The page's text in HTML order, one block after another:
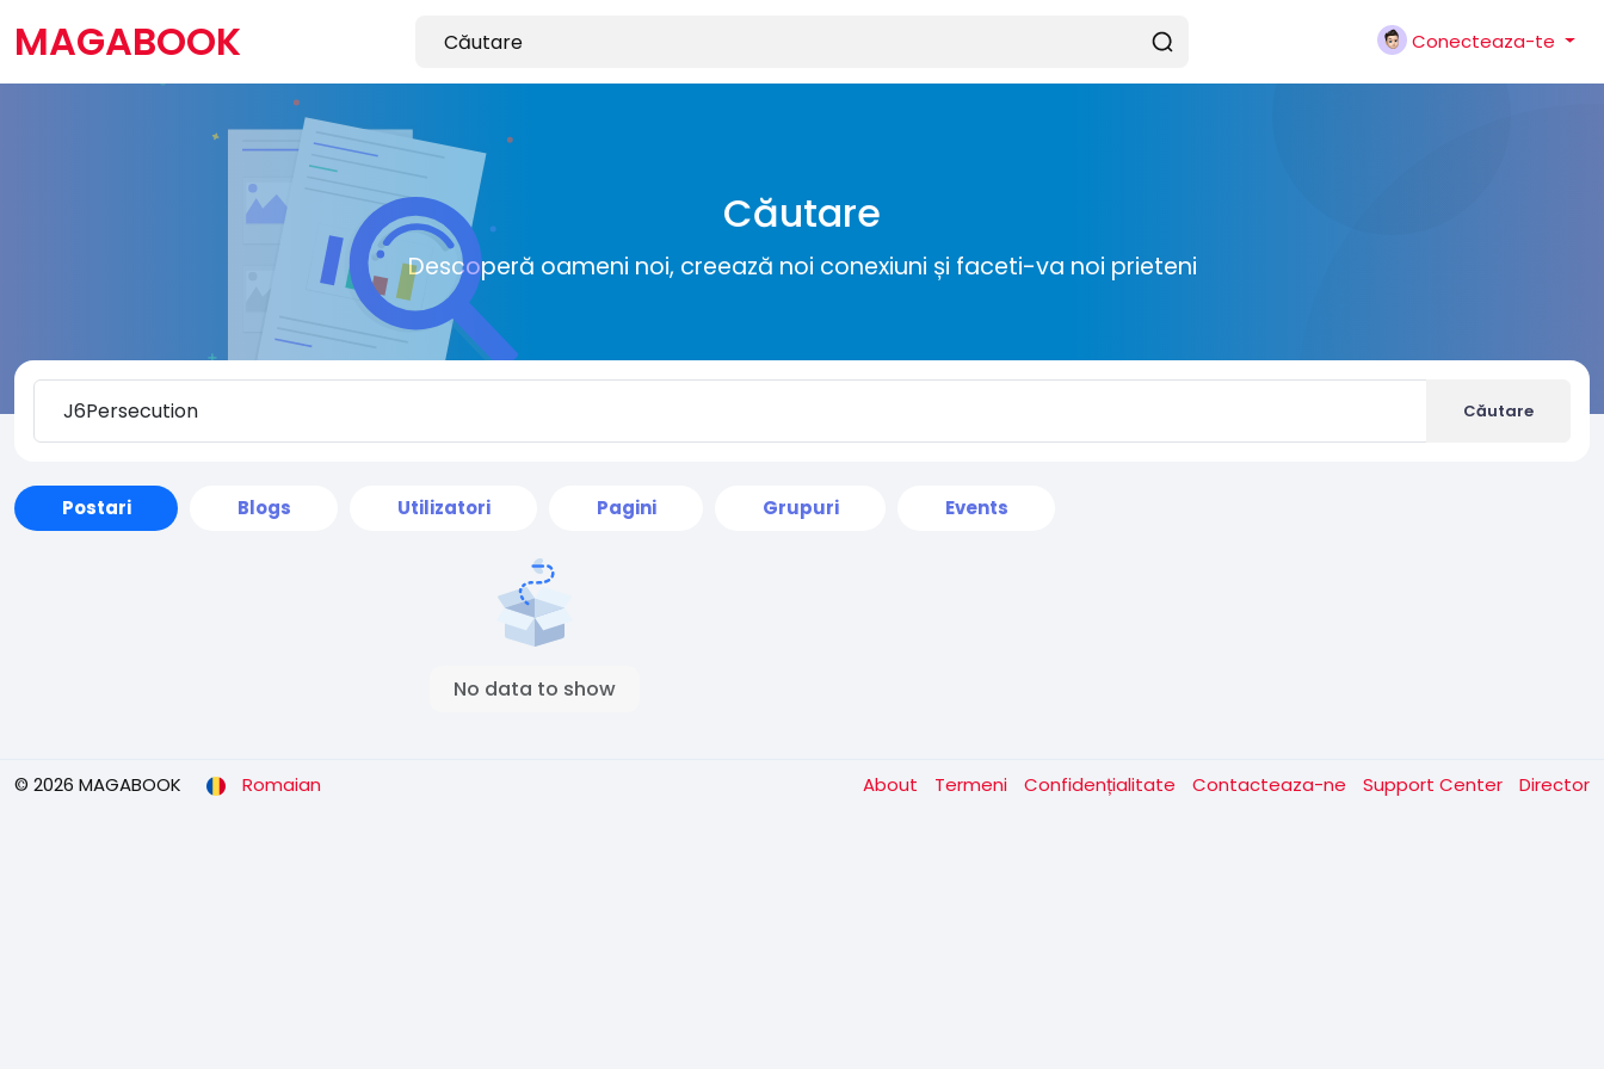
MAGABOOK Conecteaza-te
Căutare
Descoperă oameni noi, creează noi conexiuni și faceti-va noi prieteni
Căutare
Postari Blogs Utilizatori Pagini Grupuri Events
No data to show
© 2026 MAGABOOK Romaian About Termeni Confidențialitate Contacteaza-ne Support Center Director